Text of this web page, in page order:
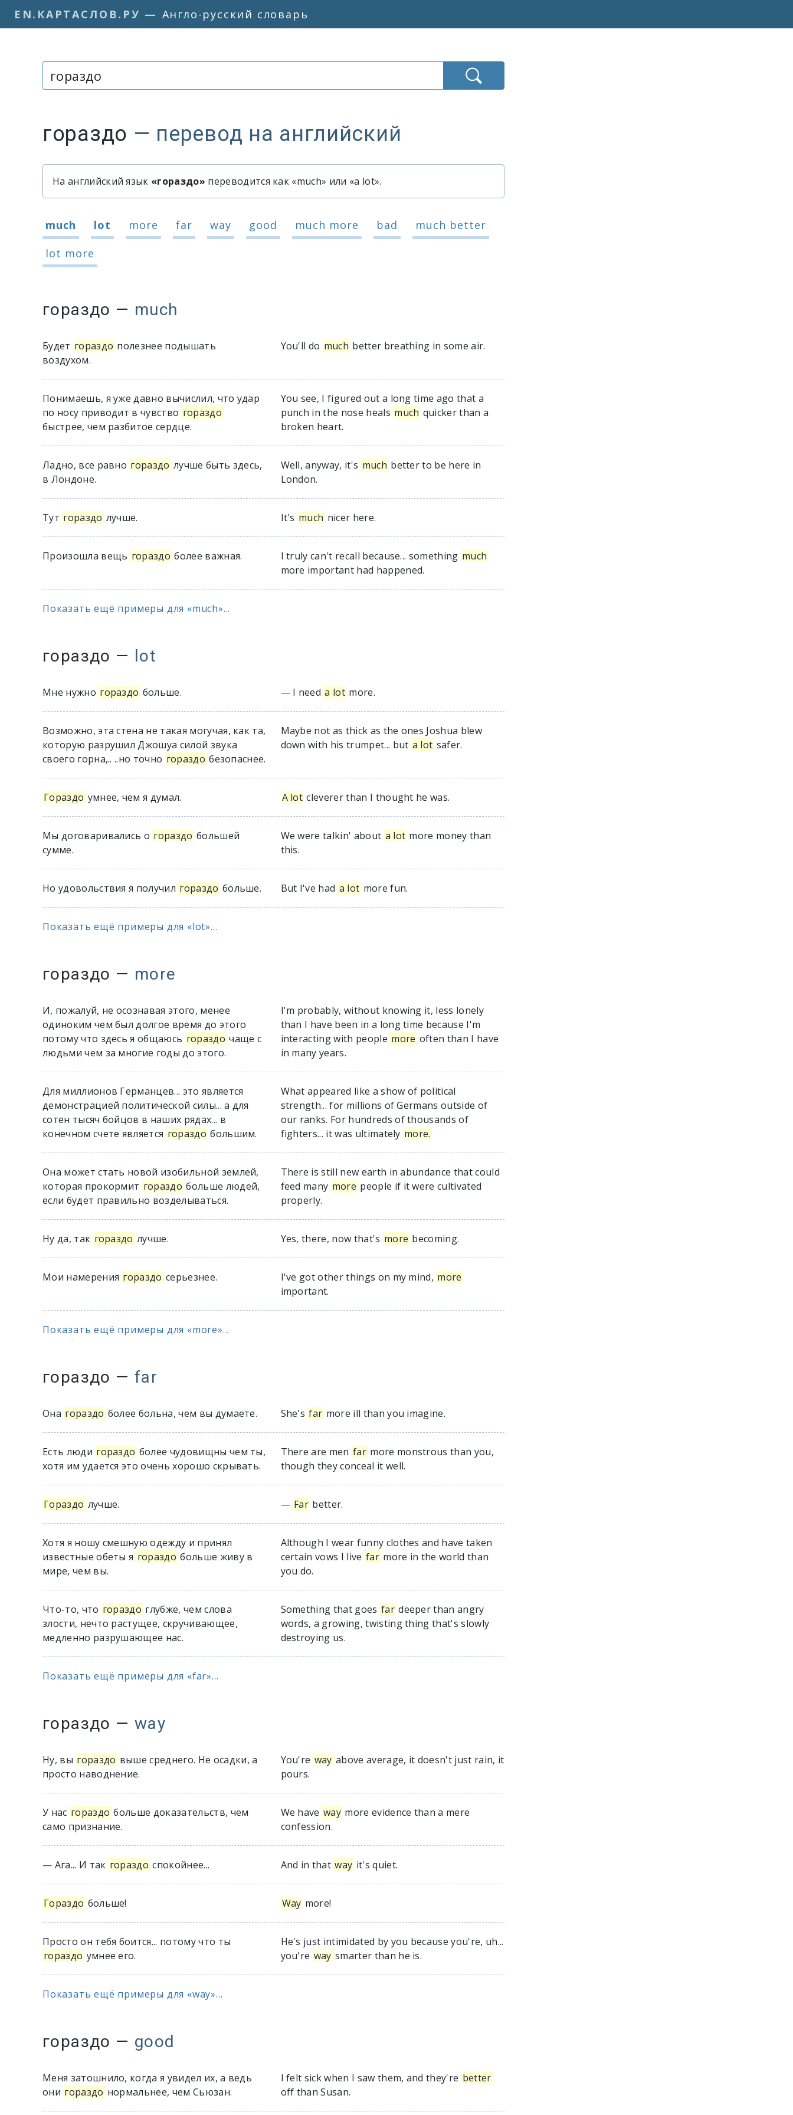
EN.КАРТАСЛОВ.РУ — Англо-русский словарь
гораздо — перевод на английский
Быстрый перевод слова «гораздо»
На английский язык «гораздо» переводится как «much» или «a lot».
Варианты перевода слова «гораздо»
much lot more far way good much more bad
much better
lot more
гораздо — much
Будет гораздо полезнее подышать
воздухом.
You'll do much better breathing in some air.
Понимаешь, я уже давно вычислил, что удар
по носу приводит в чувство гораздо
быстрее, чем разбитое сердце.
You see, I figured out a long time ago that a
punch in the nose heals much quicker than a
broken heart.
Ладно, все равно гораздо лучше быть здесь,
в Лондоне.
Well, anyway, it's much better to be here in
London.
Тут гораздо лучше. It's much nicer here.
Произошла вещь гораздо более важная. I truly can't recall because... something much
more important had happened.
Показать ещё примеры для «much»...
гораздо — lot
Мне нужно гораздо больше. — I need a lot more.
Возможно, эта стена не такая могучая, как та,
которую разрушил Джошуа силой звука
своего горна,.. ..но точно гораздо безопаснее.
Maybe not as thick as the ones Joshua blew
down with his trumpet... but a lot safer.
Гораздо умнее, чем я думал. A lot cleverer than I thought he was.
Мы договаривались о гораздо большей
сумме.
We were talkin' about a lot more money than
this.
Но удовольствия я получил гораздо больше. But I've had a lot more fun.
Показать ещё примеры для «lot»...
гораздо — more
И, пожалуй, не осознавая этого, менее
одиноким чем был долгое время до этого
потому что здесь я общаюсь гораздо чаще с
людьми чем за многие годы до этого.
I'm probably, without knowing it, less lonely
than I have been in a long time because I'm
interacting with people more often than I have
in many years.
Для миллионов Германцев... это является
демонстрацией политической силы... а для
сотен тысяч бойцов в наших рядах... в
конечном счете является гораздо большим.
What appeared like a show of political
strength... for millions of Germans outside of
our ranks. For hundreds of thousands of
fighters... it was ultimately more.
Она может стать новой изобильной землей,
которая прокормит гораздо больше людей,
если будет правильно возделываться.
There is still new earth in abundance that could
feed many more people if it were cultivated
properly.
Ну да, так гораздо лучше. Yes, there, now that's more becoming.
Мои намерения гораздо серьезнее. I've got other things on my mind, more
important.
Показать ещё примеры для «more»...
гораздо —far
Она гораздо более больна, чем вы думаете. She's far more ill than you imagine.
Есть люди гораздо более чудовищны чем ты,
хотя им удается это очень хорошо скрывать.
There are men far more monstrous than you,
though they conceal it well.
Гораздо лучше. — Far better.
Хотя я ношу смешную одежду и принял
известные обеты я гораздо больше живу в
мире, чем вы.
Although I wear funny clothes and have taken
certain vows I live far more in the world than
you do.
Что-то, что гораздо глубже, чем слова
злости, нечто растущее, скручивающее,
медленно разрушающее нас.
Something that goes far deeper than angry
words, a growing, twisting thing that's slowly
destroying us.
Показать ещё примеры для «far»...
гораздо —way
Ну, вы гораздо выше среднего. Не осадки, а
просто наводнение.
You're way above average, it doesn't just rain, it
pours.
У нас гораздо больше доказательств, чем
само признание.
We have way more evidence than a mere
confession.
— Ага... И так гораздо спокойнее... And in that way it's quiet.
Гораздо больше! Way more!
Просто он тебя боится... потому что ты
гораздо умнее его.
He's just intimidated by you because you're, uh...
you're way smarter than he is.
Показать ещё примеры для «way»...
гораздо — good
Меня затошнило, когда я увидел их, а ведь
они гораздо нормальнее, чем Сьюзан.
I felt sick when I saw them, and they're better
off than Susan.